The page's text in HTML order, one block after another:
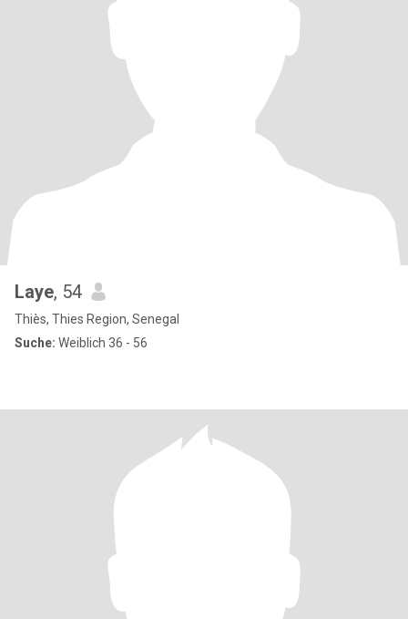
Laye, 54
Thiès, Thies Region, Senegal
Suche: Weiblich 36 - 56